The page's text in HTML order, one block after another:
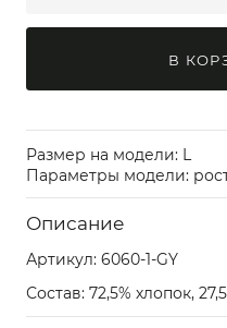
В
Размер на модели: L
Параметры модели: рост
Описание
Артикул: 6060-1-GY
Состав: 72,5% хлопок,